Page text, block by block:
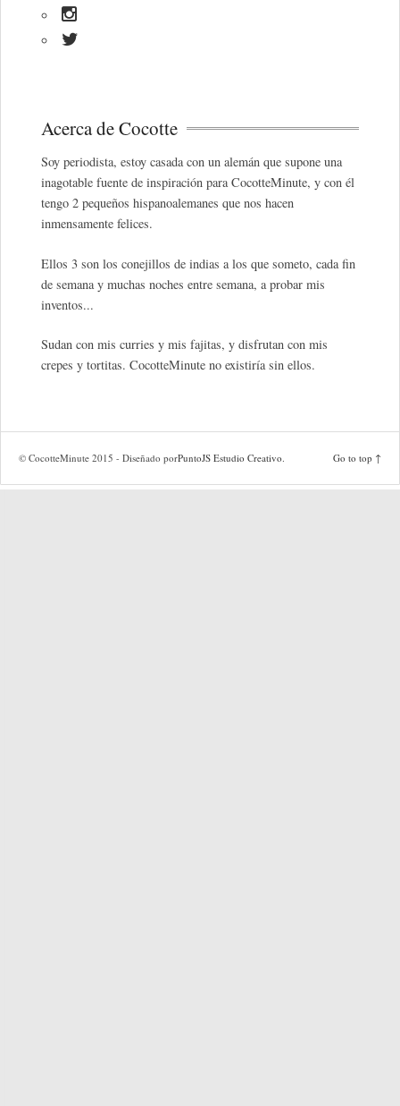
Acerca de Cocotte
Soy periodista, estoy casada con un alemán que supone una
inagotable fuente de inspiración para CocotteMinute, y con él
tengo 2 pequeños hispanoalemanes que nos hacen
inmensamente felices.
Ellos 3 son los conejillos de indias a los que someto, cada fin
de semana y muchas noches entre semana, a probar mis
inventos...
Sudan con mis curries y mis fajitas, y disfrutan con mis
crepes y tortitas. CocotteMinute no existiría sin ellos.
© CocotteMinute 2015 - Diseñado porPuntoJS Estudio Creativo. Go to top ↑